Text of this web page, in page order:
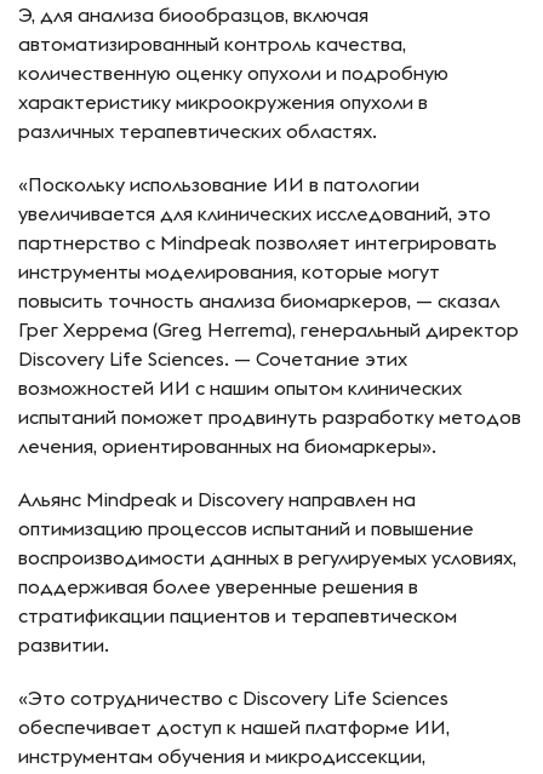
Э, для анализа биообразцов, включая
автоматизированный контроль качества,
количественную оценку опухоли и подробную
характеристику микроокружения опухоли в
различных терапевтических областях.
«Поскольку использование ИИ в патологии
увеличивается для клинических исследований, это
партнерство с Mindpeak позволяет интегрировать
инструменты моделирования, которые могут
повысить точность анализа биомаркеров, — сказал
Грег Херрема (Greg Herrema), генеральный директор
Discovery Life Sciences. — Сочетание этих
возможностей ИИ с нашим опытом клинических
испытаний поможет продвинуть разработку методов
лечения, ориентированных на биомаркеры».
Альянс Mindpeak и Discovery направлен на
оптимизацию процессов испытаний и повышение
воспроизводимости данных в регулируемых условиях,
поддерживая более уверенные решения в
стратификации пациентов и терапевтическом
развитии.
«Это сотрудничество с Discovery Life Sciences
обеспечивает доступ к нашей платформе ИИ,
инструментам обучения и микродиссекции,